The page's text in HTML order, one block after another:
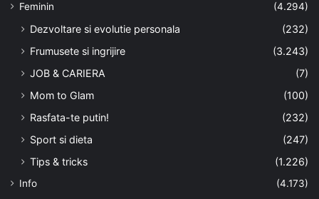
Feminin (4.294)
Dezvoltare si evolutie personala
(232)
Frumusete si ingrijire
(3.243)
JOB & CARIERA
(7)
Mom to Glam
(100)
Rasfata-te putin!
(232)
Sport si dieta
(247)
Tips & tricks
(1.226)
Info
(4.173)